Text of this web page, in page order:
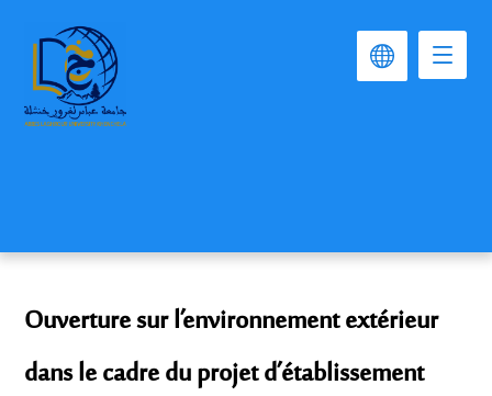
Ouverture sur l’environnement extérieur
dans le cadre du projet d’établissement